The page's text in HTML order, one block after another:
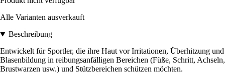
Alle Varianten ausverkauft
Beschreibung
Entwickelt für Sportler, die ihre Haut vor Irritationen, Überhitzung und
Blasenbildung in reibungsanfälligen Bereichen (Füße, Schritt, Achseln,
Brustwarzen usw.) und Stützbereichen schützen möchten.